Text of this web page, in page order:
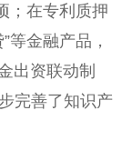
；在专利质押
等金融产品，
出资联动制
完善了知识产